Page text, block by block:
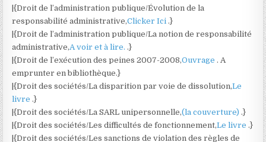
|{Droit de l’administration publique/Évolution de la
responsabilité administrative,Clicker Ici .}
|{Droit de l’administration publique/La notion de responsabilité
administrative,A voir et à lire. .}
|{Droit de l’exécution des peines 2007-2008,Ouvrage . A
emprunter en bibliothèque.}
|{Droit des sociétés/La disparition par voie de dissolution,Le
livre .}
|{Droit des sociétés/La SARL unipersonnelle,(la couverture) .}
|{Droit des sociétés/Les difficultés de fonctionnement,Le livre .}
|{Droit des sociétés/Les sanctions de violation des règles de